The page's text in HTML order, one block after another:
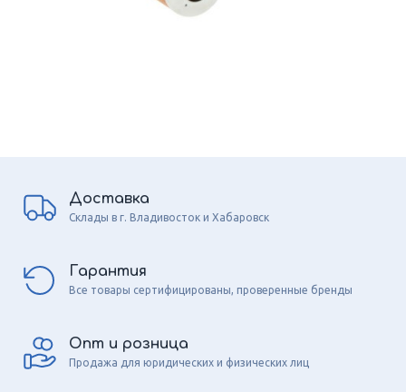
Доставка
Склады в г. Владивосток и Хабаровск
Гарантия
Все товары сертифицированы, проверенные бренды
Опт и розница
Продажа для юридических и физических лиц